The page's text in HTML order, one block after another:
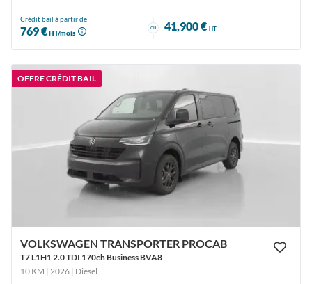
Crédit bail à partir de
769 €HT/mois
ou 41,900 € HT
OFFRE CRÉDIT BAIL
VOLKSWAGEN TRANSPORTER PROCAB
T7 L1H1 2.0 TDI 170ch Business BVA8
10 KM | 2026 | Diesel